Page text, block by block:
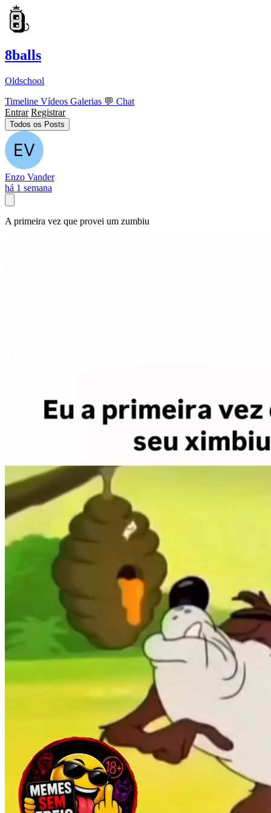
8balls
Oldschool
Timeline Vídeos Galerias 💬 Chat
Entrar Registrar
Todos os Posts
Enzo Vander
há 1 semana
A primeira vez que provei um zumbiu